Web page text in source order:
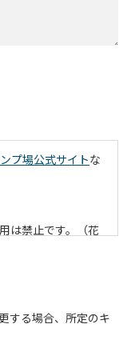
プ場公式サイトな
は禁止です。（花
・残り火入れに投
する場合、所定のキ